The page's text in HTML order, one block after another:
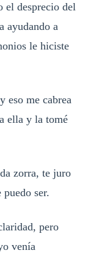
el desprecio del
ayudando a
le hiciste
eso me cabrea
ella y la tomé
zorra, te juro
ser.
pero
venía